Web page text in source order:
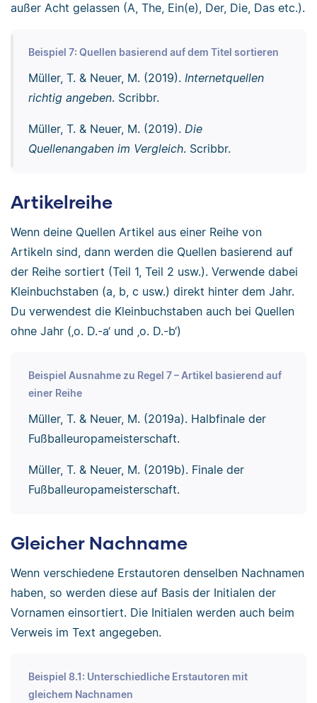
außer Acht gelassen (A, The, Ein(e), Der, Die, Das etc.).
Beispiel 7: Quellen basierend auf dem Titel sortieren
Müller, T. & Neuer, M. (2019). Internetquellen
richtig angeben. Scribbr.
Müller, T. & Neuer, M. (2019). Die
Quellenangaben im Vergleich. Scribbr.
Artikelreihe
Wenn deine Quellen Artikel aus einer Reihe von
Artikeln sind, dann werden die Quellen basierend auf
der Reihe sortiert (Teil 1, Teil 2 usw.). Verwende dabei
Kleinbuchstaben (a, b, c usw.) direkt hinter dem Jahr.
Du verwendest die Kleinbuchstaben auch bei Quellen
ohne Jahr (‚o. D.-a‘ und ‚o. D.-b‘)
Beispiel Ausnahme zu Regel 7 – Artikel basierend auf
einer Reihe
Müller, T. & Neuer, M. (2019a). Halbfinale der
Fußballeuropameisterschaft.
Müller, T. & Neuer, M. (2019b). Finale der
Fußballeuropameisterschaft.
Gleicher Nachname
Wenn verschiedene Erstautoren denselben Nachnamen
haben, so werden diese auf Basis der Initialen der
Vornamen einsortiert. Die Initialen werden auch beim
Verweis im Text angegeben.
Beispiel 8.1: Unterschiedliche Erstautoren mit
gleichem Nachnamen